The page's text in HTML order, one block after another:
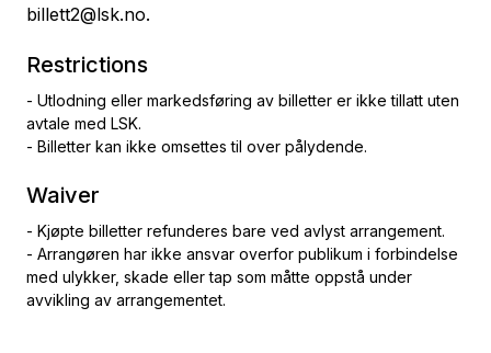
billett2@lsk.no.
Restrictions
- Utlodning eller markedsføring av billetter er ikke tillatt uten
avtale med LSK.
- Billetter kan ikke omsettes til over pålydende.
Waiver
- Kjøpte billetter refunderes bare ved avlyst arrangement.
- Arrangøren har ikke ansvar overfor publikum i forbindelse
med ulykker, skade eller tap som måtte oppstå under
avvikling av arrangementet.